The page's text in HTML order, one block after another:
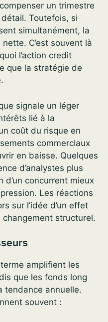
un trimestre
Toutefois, si
simultanément, la
C’est souvent là
l’action credit
que la stratégie de
signale un léger
lié à la
coût du risque en
commerciaux
en baisse. Quelques
d’analystes plus
concurrent mieux
Les réactions
sur l’idée d’un effet
changement structurel.
amplifient les
que les fonds long
tendance annuelle.
souvent :